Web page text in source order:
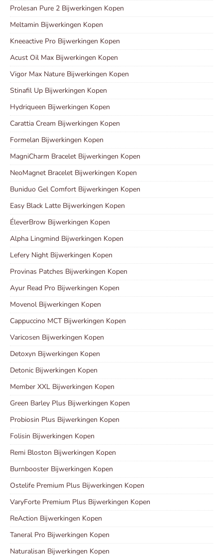
Prolesan Pure 2 Bijwerkingen Kopen
Meltamin Bijwerkingen Kopen
Kneeactive Pro Bijwerkingen Kopen
Acust Oil Max Bijwerkingen Kopen
Vigor Max Nature Bijwerkingen Kopen
Stinafil Up Bijwerkingen Kopen
Hydriqueen Bijwerkingen Kopen
Carattia Cream Bijwerkingen Kopen
Formelan Bijwerkingen Kopen
MagniCharm Bracelet Bijwerkingen Kopen
NeoMagnet Bracelet Bijwerkingen Kopen
Buniduo Gel Comfort Bijwerkingen Kopen
Easy Black Latte Bijwerkingen Kopen
ÉleverBrow Bijwerkingen Kopen
Alpha Lingmind Bijwerkingen Kopen
Lefery Night Bijwerkingen Kopen
Provinas Patches Bijwerkingen Kopen
Ayur Read Pro Bijwerkingen Kopen
Movenol Bijwerkingen Kopen
Cappuccino MCT Bijwerkingen Kopen
Varicosen Bijwerkingen Kopen
Detoxyn Bijwerkingen Kopen
Detonic Bijwerkingen Kopen
Member XXL Bijwerkingen Kopen
Green Barley Plus Bijwerkingen Kopen
Probiosin Plus Bijwerkingen Kopen
Folisin Bijwerkingen Kopen
Remi Bloston Bijwerkingen Kopen
Burnbooster Bijwerkingen Kopen
Ostelife Premium Plus Bijwerkingen Kopen
VaryForte Premium Plus Bijwerkingen Kopen
ReAction Bijwerkingen Kopen
Taneral Pro Bijwerkingen Kopen
Naturalisan Bijwerkingen Kopen